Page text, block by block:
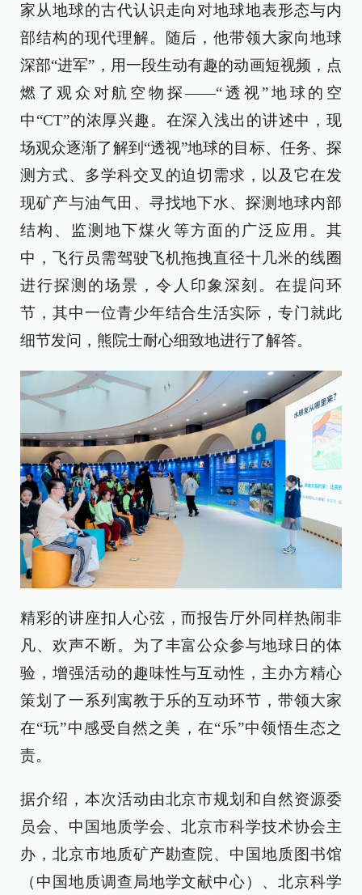
家从地球的古代认识走向对地球地表形态与内
部结构的现代理解。随后，他带领大家向地球
深部“进军”，用一段生动有趣的动画短视频，点
燃了观众对航空物探——“透视”地球的空
中“CT”的浓厚兴趣。在深入浅出的讲述中，现
场观众逐渐了解到“透视”地球的目标、任务、探
测方式、多学科交叉的迫切需求，以及它在发
现矿产与油气田、寻找地下水、探测地球内部
结构、监测地下煤火等方面的广泛应用。其
中，飞行员需驾驶飞机拖拽直径十几米的线圈
进行探测的场景，令人印象深刻。在提问环
节，其中一位青少年结合生活实际，专门就此
细节发问，熊院士耐心细致地进行了解答。
精彩的讲座扣人心弦，而报告厅外同样热闹非
凡、欢声不断。为了丰富公众参与地球日的体
验，增强活动的趣味性与互动性，主办方精心
策划了一系列寓教于乐的互动环节，带领大家
在“玩”中感受自然之美，在“乐”中领悟生态之
责。
据介绍，本次活动由北京市规划和自然资源委
员会、中国地质学会、北京市科学技术协会主
办，北京市地质矿产勘查院、中国地质图书馆
（中国地质调查局地学文献中心）、北京科学